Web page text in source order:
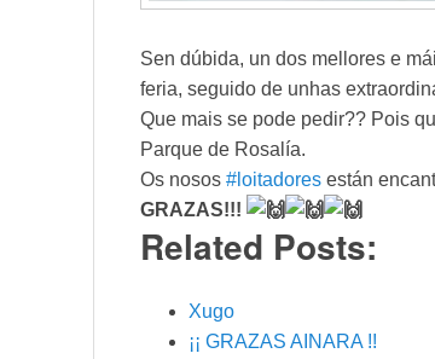
Sen dúbida, un dos mellores e
feria, seguido de unhas
Que mais se pode pedir?? Pois
Parque de Rosalía.
Os nosos #loitadores están
GRAZAS!!!
Related Posts:
Xugo
¡¡ GRAZAS AINARA !!